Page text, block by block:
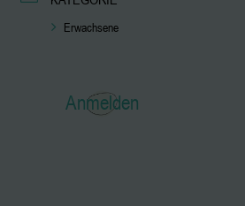
Erwachsene
Anmelden